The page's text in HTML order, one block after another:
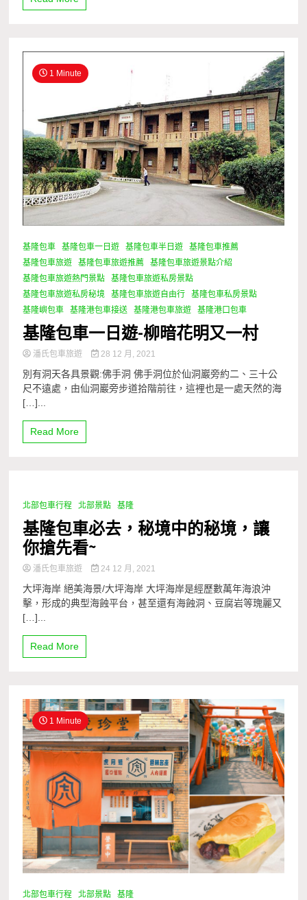
1 Minute
基隆包車 基隆包車一日遊 基隆包車半日遊
基隆包車推薦
基隆包車旅遊
基隆包車旅遊推薦
基隆包車旅遊景點介紹
基隆包車旅遊熱門景點
基隆包車旅遊私房景點
基隆包車旅遊私房秘境
基隆包車旅遊自由行
基隆包車私房景點
基隆嶼包車
基隆港包車接送 基隆港包車旅遊 基隆港口包車
基隆包車一日遊-柳暗花明又一村
潘氏包車旅遊 28 12 月, 2021
別有洞天各具景觀:佛手洞 佛手洞位於仙洞巖旁約二、三十公
尺不遠處，由仙洞巖旁步道拾階前往，這裡也是一處天然的海
[…]...
Read More
1 Minute
北部包車行程 北部景點 基隆
基隆包車必去，秘境中的秘境，讓
你搶先看~
潘氏包車旅遊 24 12 月, 2021
大坪海岸 絕美海景/大坪海岸 大坪海岸是經歷數萬年海浪沖
擊，形成的典型海蝕平台，甚至還有海蝕洞、豆腐岩等瑰麗又
[…]...
Read More
1 Minute
北部包車行程 北部景點 基隆